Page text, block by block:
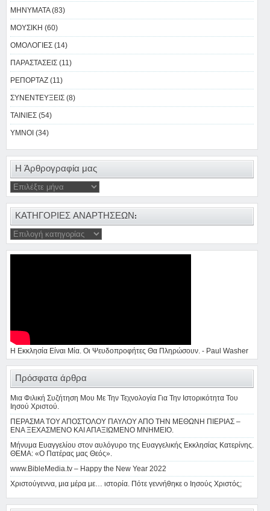
ΜΗΝΥΜΑΤΑ (83)
ΜΟΥΣΙΚΗ (60)
ΟΜΟΛΟΓΙΕΣ (14)
ΠΑΡΑΣΤΑΣΕΙΣ (11)
ΡΕΠΟΡΤΑΖ (11)
ΣΥΝΕΝΤΕΥΞΕΙΣ (8)
ΤΑΙΝΙΕΣ (54)
ΥΜΝΟΙ (34)
Η Άρθρογραφία μας
ΚΑΤΗΓΟΡΙΕΣ ΑΝΑΡΤΗΣΕΩΝ:
Η Εκκλησία Είναι Μία. Οι Ψευδοπροφήτες Θα Πληρώσουν. - Paul Washer
Πρόσφατα άρθρα
Μια Φιλική Συζήτηση Μου Με Την Τεχνολογία Για Την Ιστορικότητα Του
Ιησού Χριστού.
ΠΕΡΑΣΜΑ ΤΟΥ ΑΠΟΣΤΟΛΟΥ ΠΑΥΛΟΥ ΑΠΟ ΤΗΝ ΜΕΘΩΝΗ ΠΙΕΡΙΑΣ –
ΕΝΑ ΞΕΧΑΣΜΕΝΟ ΚΑΙ ΑΠΑΞΙΩΜΕΝΟ ΜΝΗΜΕΙΟ.
Μήνυμα Ευαγγελίου στον αυλόγυρο της Ευαγγελικής Εκκλησίας Κατερίνης.
ΘΕΜΑ: «Ο Πατέρας μας Θεός».
www.BibleMedia.tv – Happy the New Year 2022
Χριστούγεννα, μια μέρα με… ιστορία. Πότε γεννήθηκε ο Ιησούς Χριστός;